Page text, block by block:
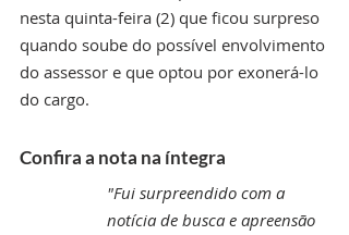
nesta quinta-feira (2) que ficou surpreso
quando soube do possível envolvimento
do assessor e que optou por exonerá-lo
do cargo.
Confira a nota na íntegra
"Fui surpreendido com a
notícia de busca e apreensão